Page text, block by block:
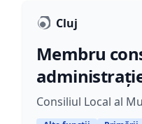
Cluj
Membru
Consiliul Local al